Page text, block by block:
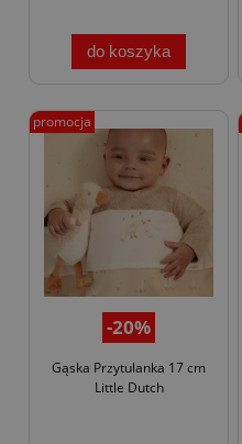
do koszyka
-20%
Gąska Przytulanka 17 cm
Little Dutch
promocja